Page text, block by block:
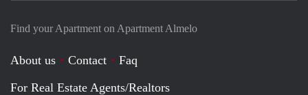
Find your Apartment on Apartment Almelo
About us Contact
Faq
For Real Estate Agents/Realtors